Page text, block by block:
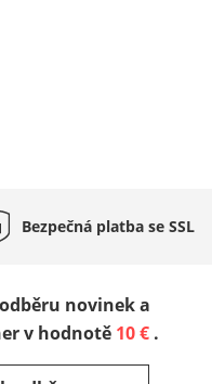
Bezpečná platba se SSL
novinek a
v hodnotě 10 € .